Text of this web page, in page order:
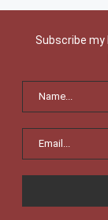
Subscribe